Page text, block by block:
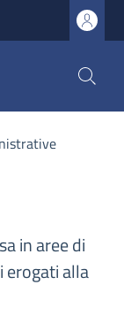
in aree di
erogati alla